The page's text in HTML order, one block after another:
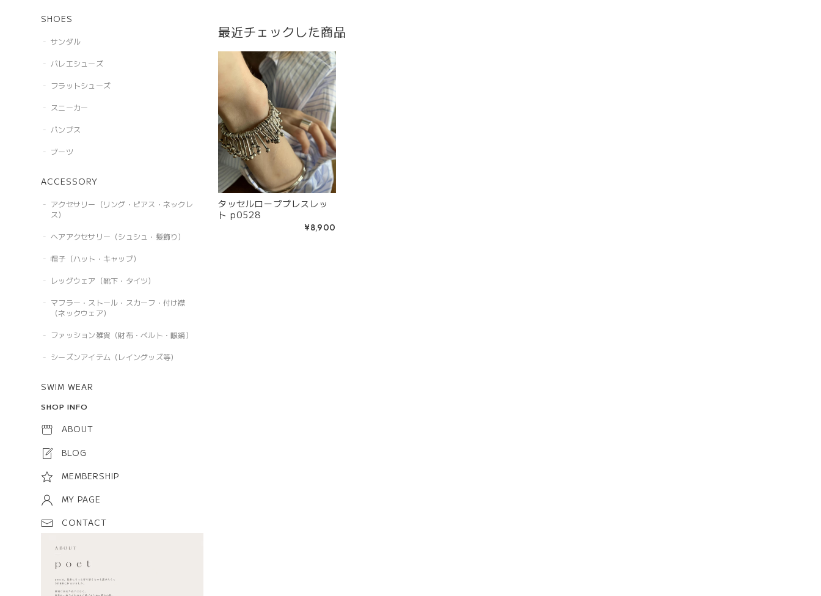
SHOES
サンダル
バレエシューズ
フラットシューズ
スニーカー
パンプス
ブーツ
ACCESSORY
アクセサリー（リング・ピアス・ネックレ
ス）
ヘアアクセサリー（シュシュ・髪飾り）
帽子（ハット・キャップ）
レッグウェア（靴下・タイツ）
マフラー・ストール・スカーフ・付け襟
（ネックウェア）
ファッション雑貨（財布・ベルト・眼鏡）
シーズンアイテム（レイングッズ等）
SWIM WEAR
SHOP INFO
ABOUT
BLOG
MEMBERSHIP
MY PAGE
CONTACT
最近チェックした商品
タッセルロープブレスレッ
ト p0528
¥8,900